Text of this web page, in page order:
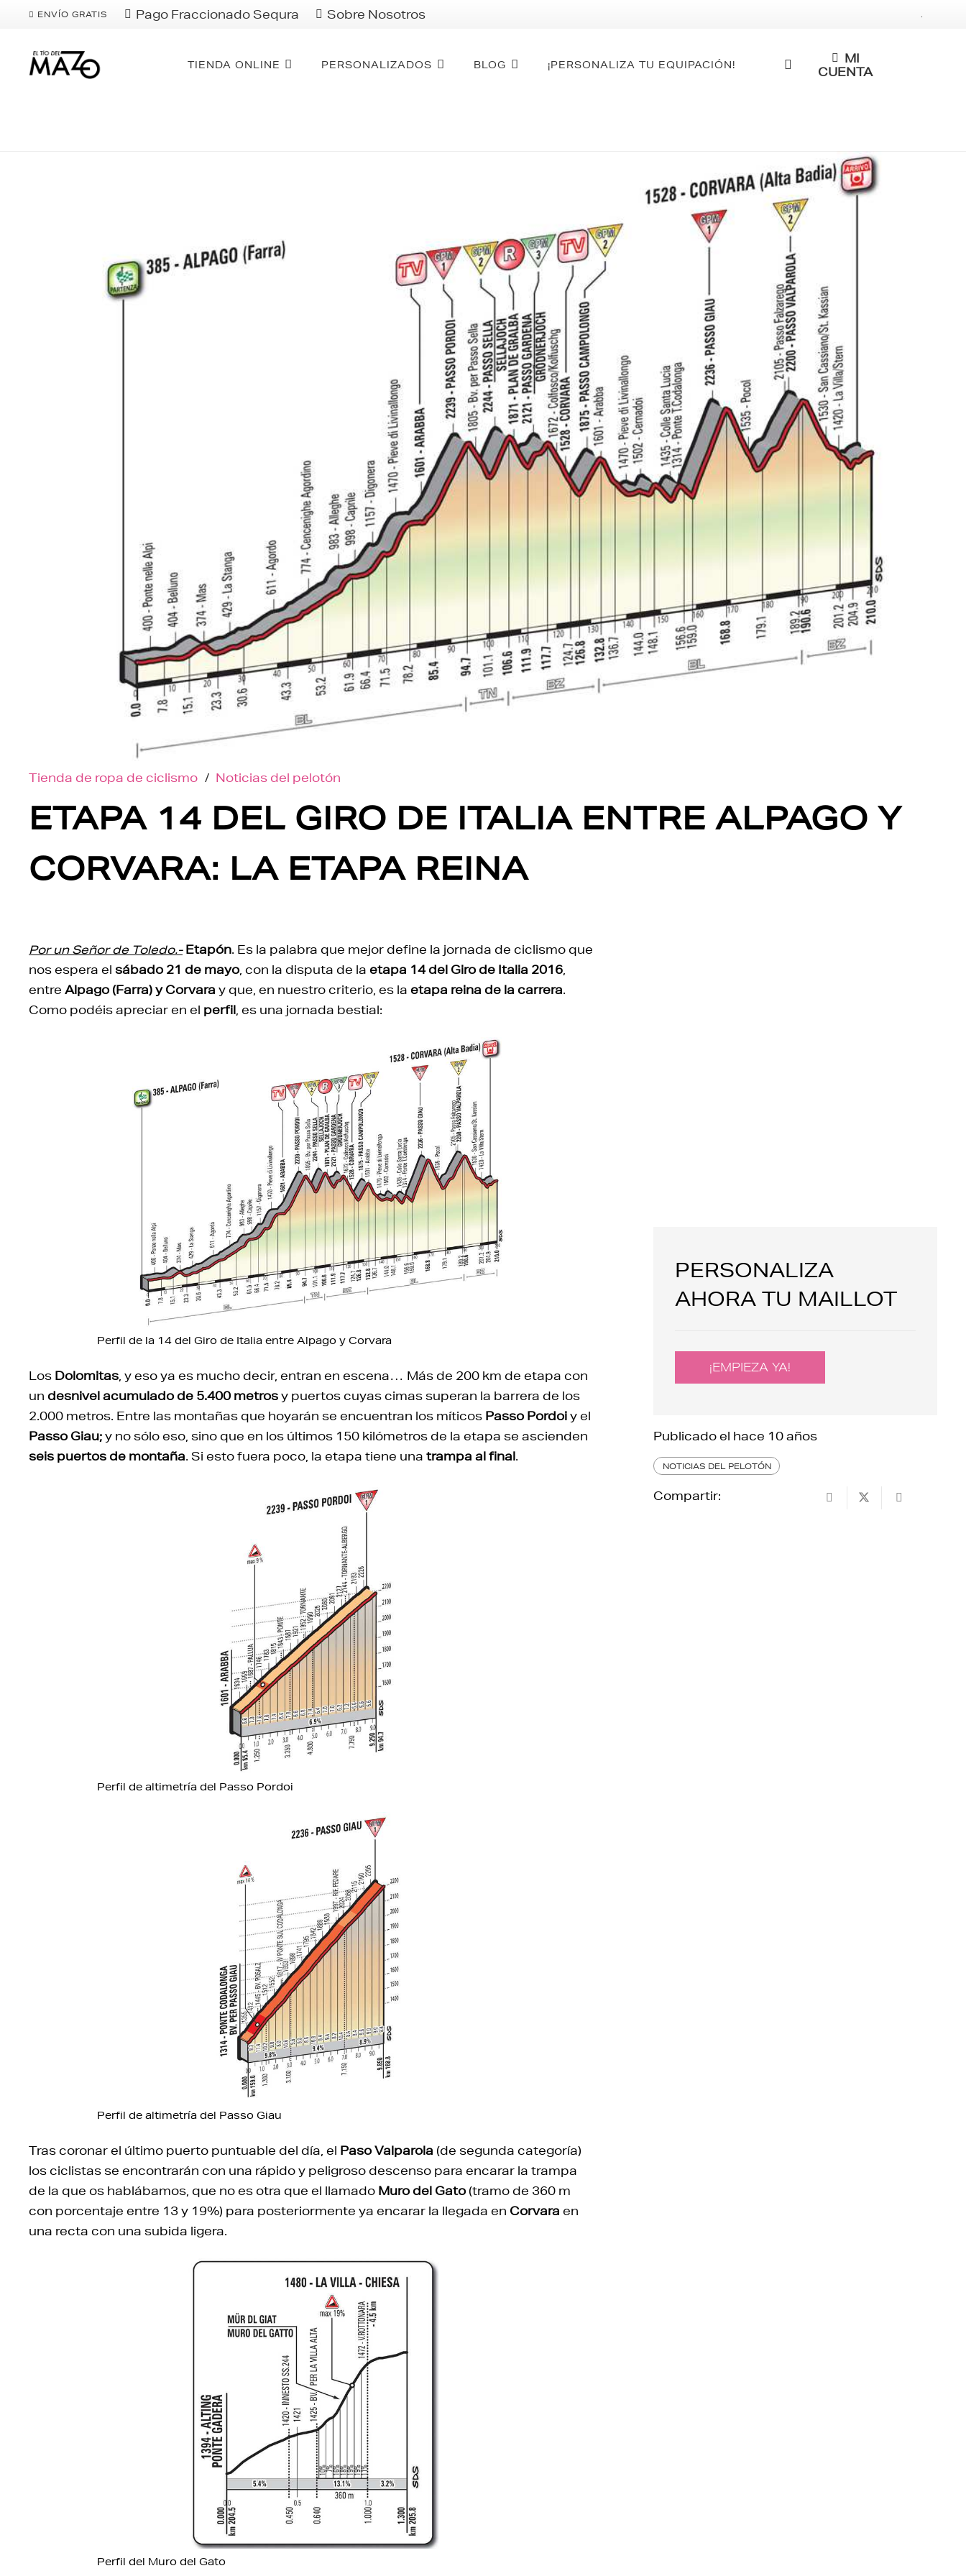
ENVÍO GRATIS Pago Fraccionado Sequra Sobre Nosotros .
TIENDA ONLINE PERSONALIZADOS BLOG ¡PERSONALIZA TU EQUIPACIÓN!
MI
CUENTA
Tienda de ropa de ciclismo / Noticias del pelotón
ETAPA 14 DEL GIRO DE ITALIA ENTRE ALPAGO Y
CORVARA: LA ETAPA REINA
Por un Señor de Toledo.- Etapón. Es la palabra que mejor define la jornada de ciclismo que
nos espera el sábado 21 de mayo , con la disputa de la etapa 14 del Giro de Italia 2016
entre Alpago (Farra) y Corvara y que, en nuestro criterio, es la etapa reina de la carrera.
Como podéis apreciar en el perfil , es una jornada bestial:
Perfil de la 14 del Giro de Italia entre Alpago y Corvara
Los Dolomitas, y eso ya es mucho decir, entran en escena… Más de 200 km de etapa con
un desnivel acumulado de 5.400 metrosy puertos cuyas cimas superan la barrera de los
2.000 metros. Entre las montañas que hoyarán se encuentran los míticos Passo Pordoiy el
Passo Giau;y no sólo eso, sino que en los últimos 150 kilómetros de la etapa se ascienden
seis puertos de montaña. Si esto fuera poco, la etapa tiene una trampa al final.
Perfil de altimetría del Passo Pordoi
Perfil de altimetría del Passo Giau
Tras coronar el último puerto puntuable del día, el Paso Valparola (de segunda categoría)
los ciclistas se encontrarán con una rápido y peligroso descenso para encarar la trampa
de la que os hablábamos, que no es otra que el llamado Muro del Gato (tramo de 360 m
con porcentaje entre 13 y 19%) para posteriormente ya encarar la llegada en Corvara en
una recta con una subida ligera.
Perfil del Muro del Gato
PERSONALIZA
AHORA TU MAILLOT
¡EMPIEZA YA!
Publicado el hace 10 años
NOTICIAS DEL PELOTÓN
Compartir: